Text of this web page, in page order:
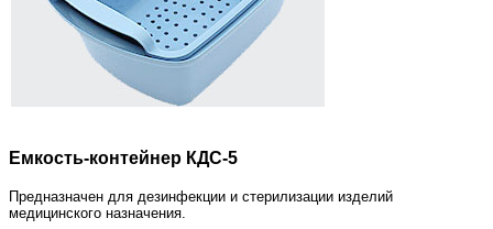
Емкость-контейнер КДС-5
Предназначен для дезинфекции и стерилизации изделий
медицинского назначения